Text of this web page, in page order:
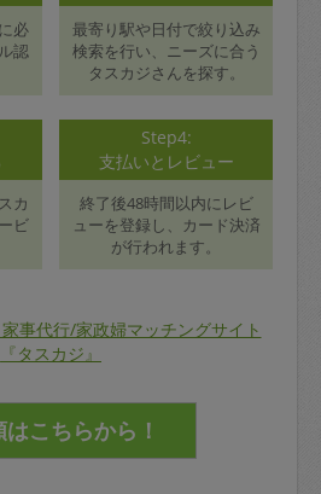
必
認
最寄り駅や日付で絞り込み
検索を行い、ニーズに合う
タスカジさんを探す。
カ
ビ
Step4:
支払いとレビュー
終了後48時間以内にレビ
ューを登録し、カード決済
が行われます。
事代行/家政婦マッチングサイト
『タスカジ』